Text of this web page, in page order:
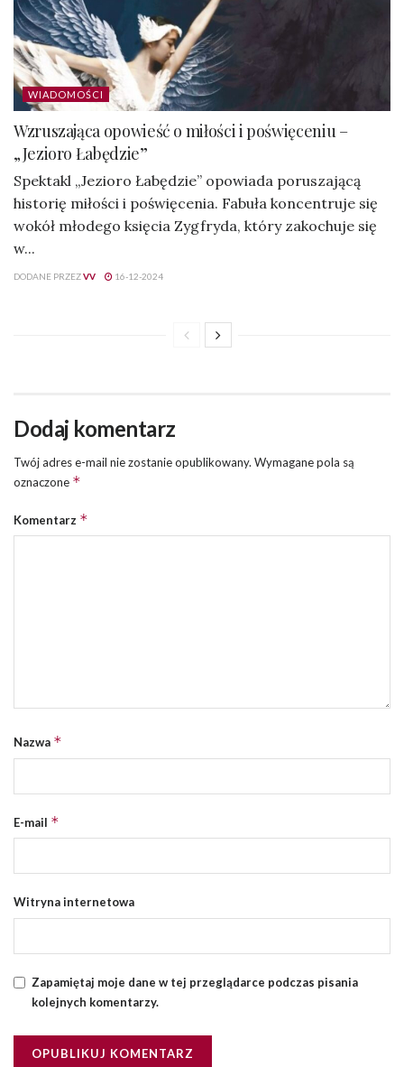
WIADOMOŚCI
Wzruszająca opowieść o miłości i poświęceniu –
„Jezioro Łabędzie”
Spektakl „Jezioro Łabędzie” opowiada poruszającą
historię miłości i poświęcenia. Fabuła koncentruje się
wokół młodego księcia Zygfryda, który zakochuje się
w...
DODANE PRZEZVV 16-12-2024
Dodaj komentarz
Twój adres e-mail nie zostanie opublikowany. Wymagane pola są
oznaczone *
Komentarz *
Nazwa *
E-mail *
Witryna internetowa
Zapamiętaj moje dane w tej przeglądarce podczas pisania
kolejnych komentarzy.